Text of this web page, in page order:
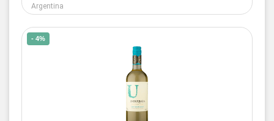
Argentina
- 4%